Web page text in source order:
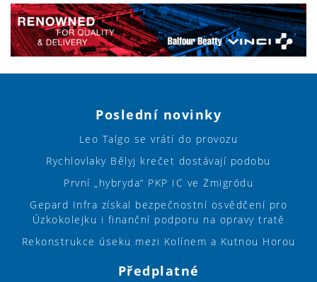
Poslední novinky
Leo Talgo se vrátí do provozu
Rychlovlaky Bělyj krečet dostávají podobu
První „hybryda“ PKP IC ve Żmigródu
Gepard Infra získal bezpečnostní osvědčení pro
Úzkokolejku i finanční podporu na opravy tratě
Rekonstrukce úseku mezi Kolínem a Kutnou Horou
Předplatné